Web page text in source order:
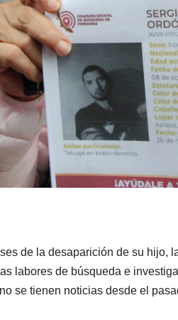
de la desaparición de su hijo,
labores de búsqueda e
se tienen noticias desde el